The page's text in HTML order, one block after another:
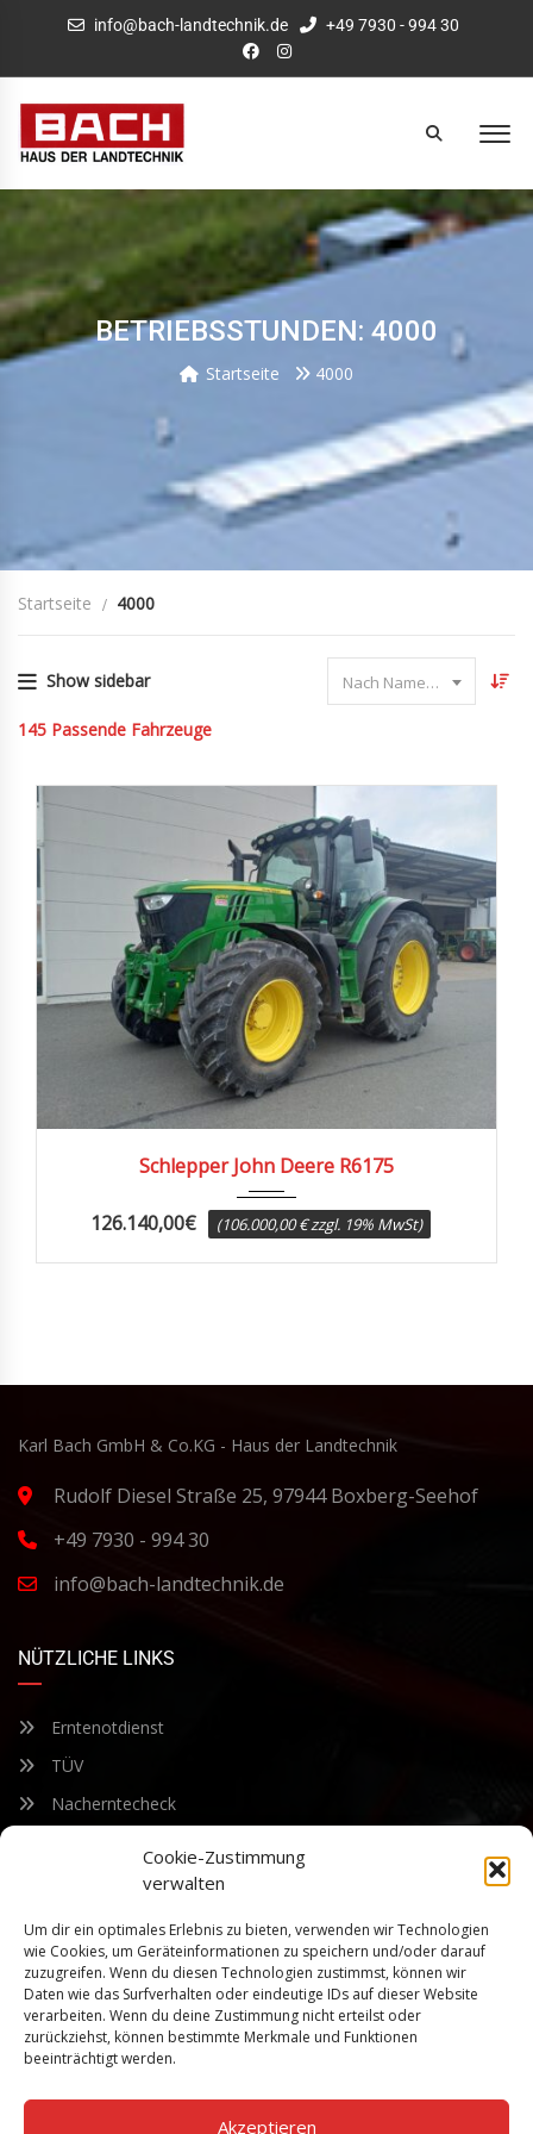
Cookie-Zustimmung
verwalten
Um dir ein optimales Erlebnis zu bieten, verwenden wir Technologien
wie Cookies, um Geräteinformationen zu speichern und/oder darauf
zuzugreifen. Wenn du diesen Technologien zustimmst, können wir
Daten wie das Surfverhalten oder eindeutige IDs auf dieser Website
verarbeiten. Wenn du deine Zustimmung nicht erteilst oder
zurückziehst, können bestimmte Merkmale und Funktionen
beeinträchtigt werden.
Akzeptieren
info@bach-landtechnik.de +49 7930 - 994 30
BETRIEBSSTUNDEN: 4000
Startseite 4000
Startseite 4000
Show sidebar Nach Name sortieren
145 Passende Fahrzeuge
Schlepper John Deere R6175
126.140,00€ (106.000,00 € zzgl. 19% MwSt)
Karl Bach GmbH & Co.KG - Haus der Landtechnik
Rudolf Diesel Straße 25, 97944 Boxberg-Seehof
+49 7930 - 994 30
info@bach-landtechnik.de
NÜTZLICHE LINKS
Erntenotdienst
TÜV
Nacherntecheck
FÜR UNSEREN NEWSLETTER ANMELDEN
Bleiben Sie auf dem Laufenden über unsere sich ständig
weiterentwickelnden Produkteigenschaften und Technologien.
Geben Sie Ihre E-Mail-Adresse ein und abonnieren Sie unseren
Newsletter.